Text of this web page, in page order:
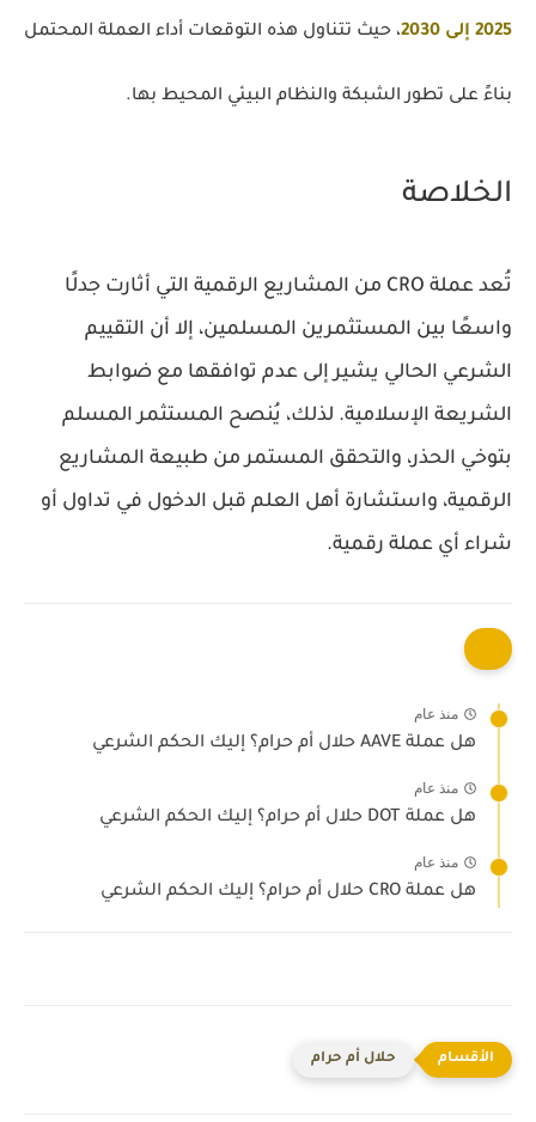
2025 إلى 2030 ، حيث تتناول هذه التوقعات أداء العملة المحتمل
بناءً على تطور الشبكة والنظام البيئي المحيط بها.
الخلاصة
تُعد عملة CRO من المشاريع الرقمية التي أثارت جدلًا
واسعًا بين المستثمرين المسلمين، إلا أن التقييم
الشرعي الحالي يشير إلى عدم توافقها مع ضوابط
الشريعة الإسلامية. لذلك، يُنصح المستثمر المسلم
بتوخي الحذر، والتحقق المستمر من طبيعة المشاريع
الرقمية، واستشارة أهل العلم قبل الدخول في تداول أو
شراء أي عملة رقمية.
منذ عام
هل عملة AAVE حلال أم حرام؟ إليك الحكم الشرعي
منذ عام
هل عملة DOT حلال أم حرام؟ إليك الحكم الشرعي
منذ عام
هل عملة CRO حلال أم حرام؟ إليك الحكم الشرعي
حلال أم حرام